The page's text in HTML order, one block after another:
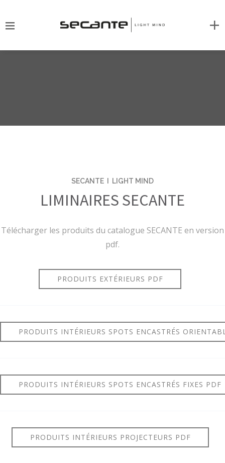
SECANTE I LIGHT MIND
LIMINAIRES SECANTE
Télécharger les produits du catalogue SECANTE en version
pdf.
PRODUITS EXTÉRIEURS PDF
PRODUITS INTÉRIEURS SPOTS ENCASTRÉS
PRODUITS INTÉRIEURS SPOTS ENCASTRÉS FIXES PDF
PRODUITS INTÉRIEURS PROJECTEURS PDF